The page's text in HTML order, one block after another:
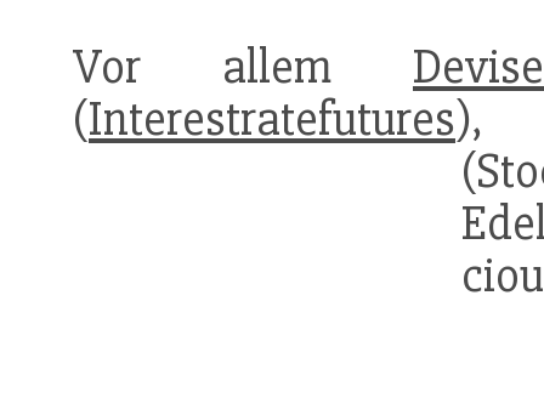
Vor allem
(Interestratefutures